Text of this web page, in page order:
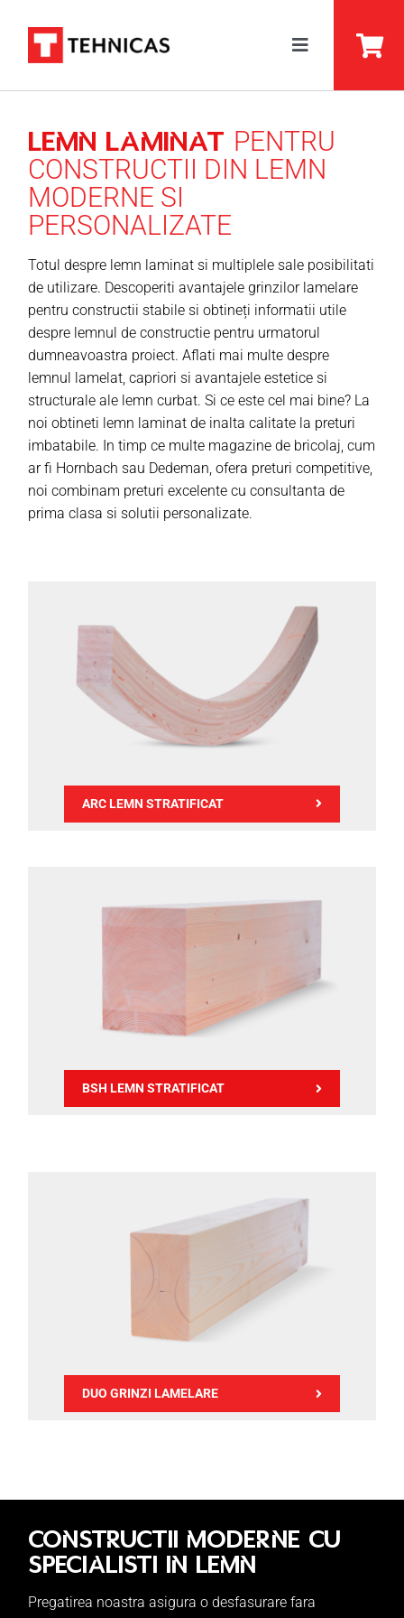
content
Toggle
BSH Lemn Stratificat
ARC Lemn Stratificat
DUO Grinzi Lamelare
Prelucrare
Despre Noi
Servicii
Ghid
Contact
Tehnicas Proiecte
LEMN LAMINAT PENTRU
CONSTRUCTII DIN LEMN
MODERNE SI
PERSONALIZATE
Totul despre lemn laminat si multiplele sale posibilitati
de utilizare. Descoperiti avantajele grinzilor lamelare
pentru constructii stabile si obtineți informatii utile
despre lemnul de constructie pentru urmatorul
dumneavoastra proiect. Aflati mai multe despre
lemnul lamelat, capriori si avantajele estetice si
structurale ale lemn curbat. Si ce este cel mai bine? La
noi obtineti lemn laminat de inalta calitate la preturi
imbatabile. In timp ce multe magazine de bricolaj, cum
ar fi Hornbach sau Dedeman, ofera preturi competitive,
noi combinam preturi excelente cu consultanta de
prima clasa si solutii personalizate.
ARC LEMN STRATIFICAT
BSH LEMN STRATIFICAT
DUO GRINZI LAMELARE
CONSTRUCTII MODERNE CU
SPECIALISTI IN LEMN
Pregatirea noastra asigura o desfasurare fara